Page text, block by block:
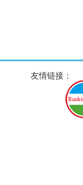
友情链接：